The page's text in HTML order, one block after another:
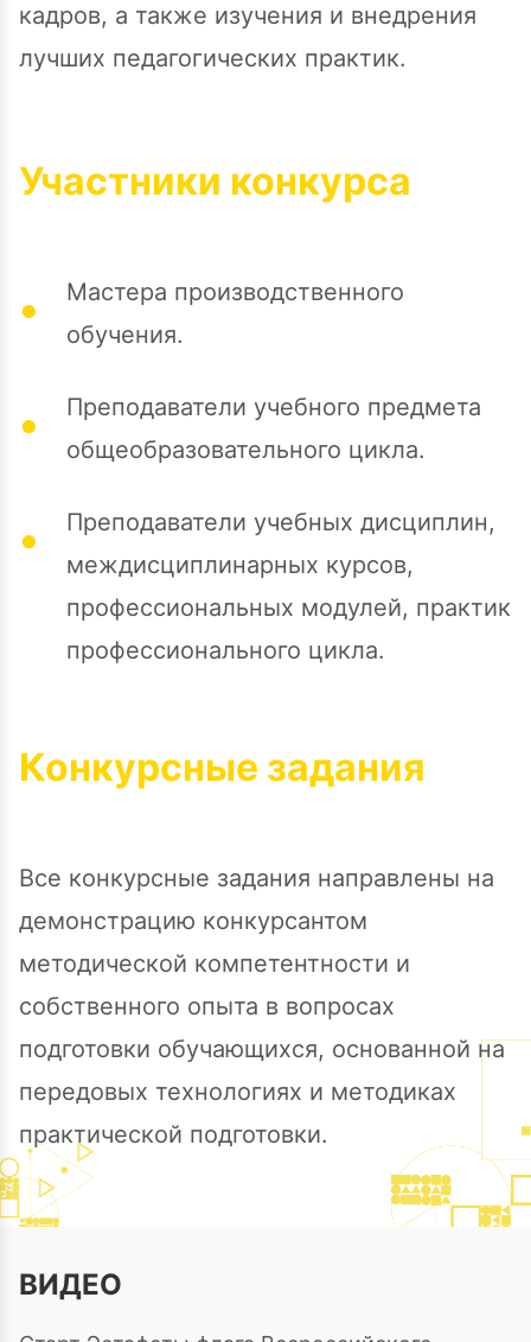
кадров, а также изучения и внедрения
лучших педагогических практик.
Участники конкурса
Мастера производственного
обучения.
Преподаватели учебного предмета
общеобразовательного цикла.
Преподаватели учебных дисциплин,
междисциплинарных курсов,
профессиональных модулей, практик
профессионального цикла.
Конкурсные задания
Все конкурсные задания направлены на
демонстрацию конкурсантом
методической компетентности и
собственного опыта в вопросах
подготовки обучающихся, основанной на
передовых технологиях и методиках
практической подготовки.
ВИДЕО